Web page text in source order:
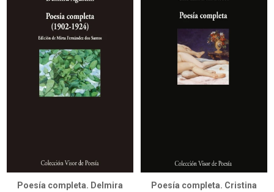
Poesía completa. Delmira
Poesía completa. Cristina